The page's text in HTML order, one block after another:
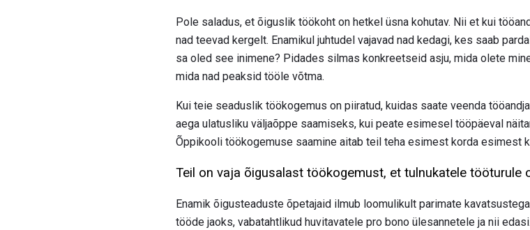
Pole saladus, et õiguslik töökoht on hetkel üsna kohutav. Nii et kui
nad teevad kergelt. Enamikul juhtudel vajavad nad kedagi, kes saab
sa oled see inimene? Pidades silmas konkreetseid asju, mida olete
mida nad peaksid tööle võtma.
Kui teie seaduslik töökogemus on piiratud, kuidas saate veenda
aega ulatusliku väljaõppe saamiseks, kui peate esimesel tööpäeval
Õppikooli töökogemuse saamine aitab teil teha esimest korda esimest
Teil on vaja õigusalast töökogemust, et tulnukatele tööturule
Enamik õigusteaduste õpetajaid ilmub loomulikult parimate
tööde jaoks, vabatahtlikud huvitavatele pro bono ülesannetele ja nii edasi.